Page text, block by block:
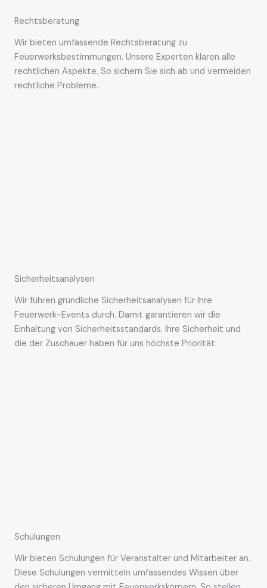
Rechtsberatung
Wir bieten umfassende Rechtsberatung zu
Feuerwerksbestimmungen. Unsere Experten klären alle
rechtlichen Aspekte. So sichern Sie sich ab und vermeiden
rechtliche Probleme.
Sicherheitsanalysen
Wir führen gründliche Sicherheitsanalysen für Ihre
Feuerwerk-Events durch. Damit garantieren wir die
Einhaltung von Sicherheitsstandards. Ihre Sicherheit und
die der Zuschauer haben für uns höchste Priorität.
Schulungen
Wir bieten Schulungen für Veranstalter und Mitarbeiter an.
Diese Schulungen vermitteln umfassendes Wissen über